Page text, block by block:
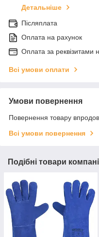
Детальніше
Післяплата
Оплата на рахунок
Оплата за реквізитами
Всі умови оплати
Умови повернення
Повернення товару
Всі умови повернення
Подібні товари